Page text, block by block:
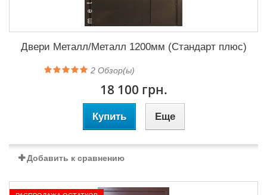
Двери Металл/Металл 1200мм (Стандарт плюс)
2 Обзор(ы)
18 100 грн.
Купить Еще
Добавить к сравнению